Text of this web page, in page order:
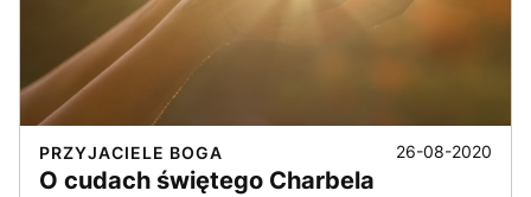
PRZYJACIELE BOGA 26-08-2020
O cudach świętego Charbela